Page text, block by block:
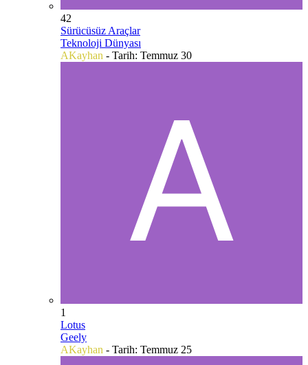
42
Sürücüsüz Araçlar
Teknoloji Dünyası
AKayhan - Tarih: Temmuz 30
1
Lotus
Geely
AKayhan - Tarih: Temmuz 25